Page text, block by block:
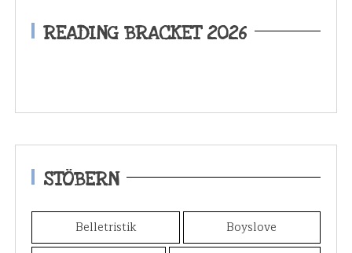
READING BRACKET 2026
STÖBERN
Belletristik
Boyslove